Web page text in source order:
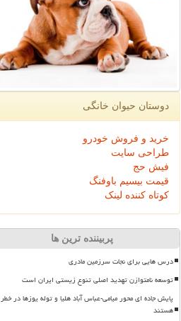
دوستان حیوان خانگی
خرید و فروش خودرو
طراحی سایت
فیش حج
قیمت بیسیم باوفنگ
کوتاه کننده لینک
پربیننده ترین ها
درس هایی برای نجات سرزمین مادری
توسعه نامتوازن تهدید اصلی تنوع زیستی ایران است
پایش جاده ای محور میامی-عباس آباد هلیا و توله یوزها در خطر
هستند